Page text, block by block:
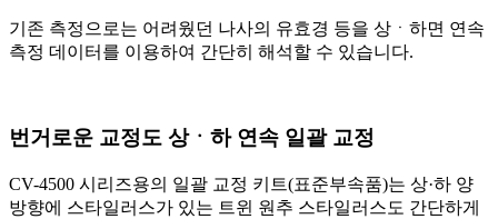
기존 측정으로는 어려웠던 나사의 유효경 등을 상ㆍ하면 연속
측정 데이터를 이용하여 간단히 해석할 수 있습니다.
번거로운 교정도 상ㆍ하 연속 일괄 교정
CV-4500 시리즈용의 일괄 교정 키트(표준부속품)는 상·하 양
방향에 스타일러스가 있는 트윈 원추 스타일러스도 간단하게